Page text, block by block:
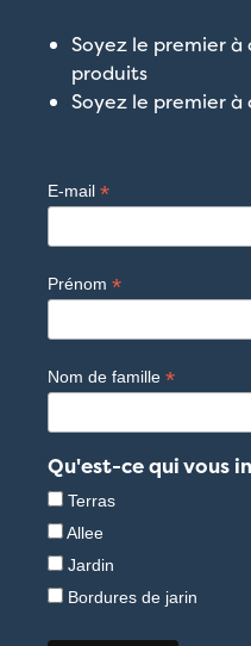
Soyez le premier
produits
Soyez le premier
E-mail *
Prénom *
Nom de famille *
Qu'est-ce qui vous
Terras
Allee
Jardin
Bordures de jarin